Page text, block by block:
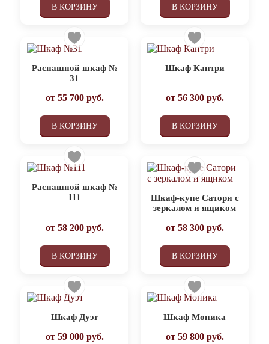
В КОРЗИНУ В КОРЗИНУ
Распашной шкаф №
31
от 55 700руб.
В КОРЗИНУ
Шкаф Кантри
от 56 300руб.
В КОРЗИНУ
Распашной шкаф №
111
от 58 200руб.
В КОРЗИНУ
Шкаф-купе Сатори с
зеркалом и ящиком
от 58 300руб.
В КОРЗИНУ
Шкаф Дуэт
от 59 000руб.
Шкаф Моника
от 59 800руб.